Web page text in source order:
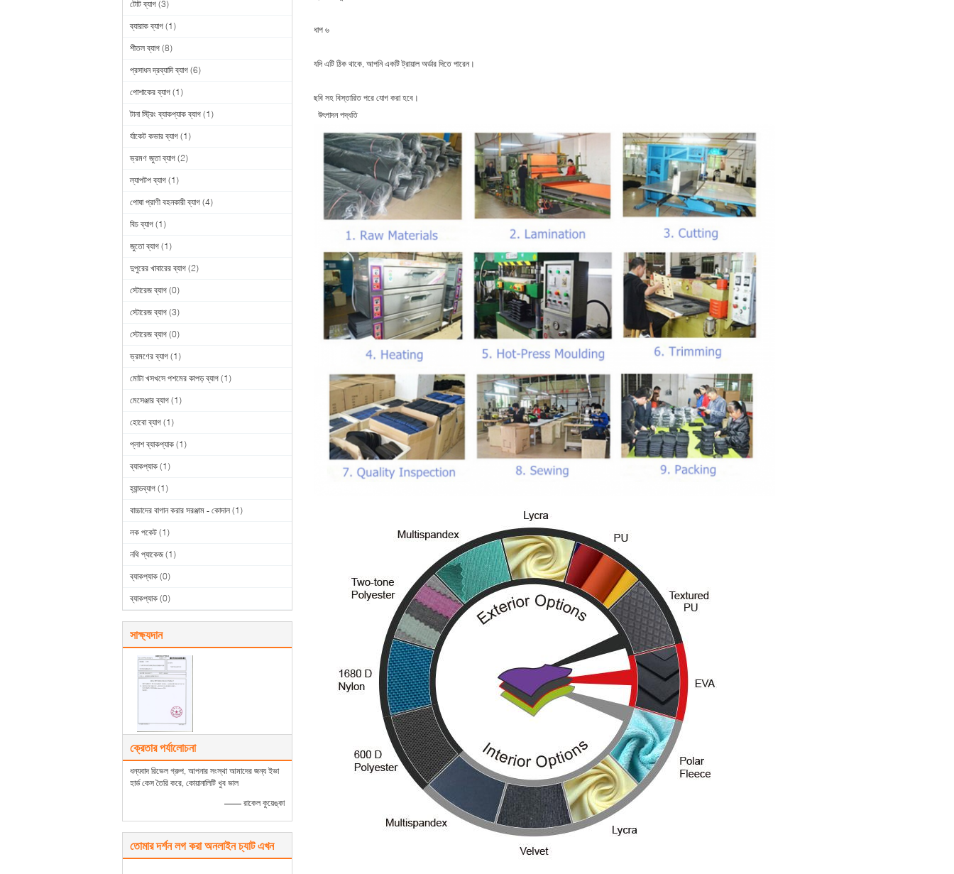
টোট ব্যাগ (3)
ব্যারাক ব্যাগ (1)
শীতল ব্যাগ (8)
প্রসাধন দ্রব্যাদি ব্যাগ (6)
পোশাকের ব্যাগ (1)
টানা স্ট্রিং ব্যাকপ্যাক ব্যাগ (1)
র্যাকেট কভার ব্যাগ (1)
ভ্রমণ জুতা ব্যাগ (2)
ল্যাপটপ ব্যাগ (1)
পোষা প্রাণী বহনকারী ব্যাগ (4)
বিচ ব্যাগ (1)
জুতো ব্যাগ (1)
দুপুরের খাবারের ব্যাগ (2)
স্টোরেজ ব্যাগ (0)
স্টোরেজ ব্যাগ (3)
স্টোরেজ ব্যাগ (0)
ভ্রমণের ব্যাগ (1)
মোটা খসখসে পশমের কাপড় ব্যাগ (1)
মেসেঞ্জার ব্যাগ (1)
হোবো ব্যাগ (1)
প্লাশ ব্যাকপ্যাক (1)
ব্যাকপ্যাক (1)
হ্যান্ডব্যাগ (1)
বাচ্চাদের বাগান করার সরঞ্জাম - কোদাল (1)
লক পকেট (1)
নথি প্যাকেজ (1)
ব্যাকপ্যাক (0)
ব্যাকপ্যাক (0)
সাক্ষ্যদান
ক্রেতার পর্যালোচনা
ধন্যবাদ রিভেল গ্রুপ, আপনার সংস্থা আমাদের জন্য ইভা
হার্ড কেস তৈরি করে, কোয়ানালিটি খুব ভাল
—— রাকেল কুয়েঙ্কা
তোমার দর্শন লগ করা অনলাইন চ্যাট এখন
ধাপ ৬
যদি এটি ঠিক থাকে, আপনি একটি ট্রায়াল অর্ডার দিতে পারেন।
ছবি সহ বিস্তারিত পরে যোগ করা হবে।
উৎপাদন পদ্ধতি